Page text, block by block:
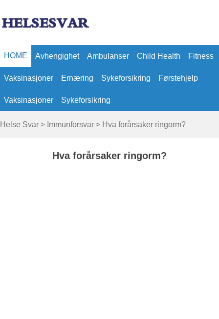
HOME Avhengighet Ambulanser Child Health Fitness
Vaksinasjoner Ernæring Sykeforsikring Førstehjelp
Vaksinasjoner Sykeforsikring
Helse Svar > Immunforsvar > Hva forårsaker ringorm?
Hva forårsaker ringorm?